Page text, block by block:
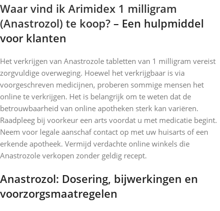
Waar vind ik Arimidex 1 milligram
(Anastrozol) te koop? – Een hulpmiddel
voor klanten
Het verkrijgen van Anastrozole tabletten van 1 milligram vereist
zorgvuldige overweging. Hoewel het verkrijgbaar is via
voorgeschreven medicijnen, proberen sommige mensen het
online te verkrijgen. Het is belangrijk om te weten dat de
betrouwbaarheid van online apotheken sterk kan variëren.
Raadpleeg bij voorkeur een arts voordat u met medicatie begint.
Neem voor legale aanschaf contact op met uw huisarts of een
erkende apotheek. Vermijd verdachte online winkels die
Anastrozole verkopen zonder geldig recept.
Anastrozol: Dosering, bijwerkingen en
voorzorgsmaatregelen